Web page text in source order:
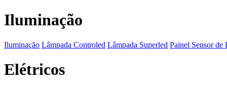
Iluminação
Iluminação Lâmpada Controled Lâmpada Superled Painel Sensor de
Elétricos